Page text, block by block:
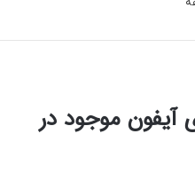
موجود در